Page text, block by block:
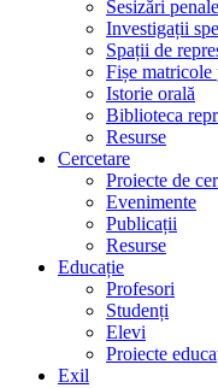
Sesizări penale
Investigații
Spații de
Fișe matricole
Istorie orală
Biblioteca
Resurse
Cercetare
Proiecte de
Evenimente
Publicații
Resurse
Educație
Profesori
Studenți
Elevi
Proiecte
Exil